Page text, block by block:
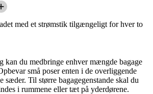
med et strømstik tilgængeligt for hver to
kan du medbringe enhver mængde bagage
små poser enten i de overliggende
sæder. Til større bagagegenstande skal du
i rummene eller tæt på yderdørene.